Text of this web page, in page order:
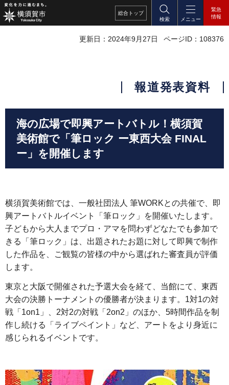
総合 トップ
検索
メニュー
緊急
情報
更新日：2024年9月27日 ページID：108376
報道発表資料
海の広場で即興アートバトル！横須賀
美術館で「筆ロック ー東西大会 FINAL
ー」を開催します
横須賀美術館では、一般社団法人 筆WORKとの共催で、即
興アートバトルイベント「筆ロック」を開催いたします。
子どもから大人までプロ・アマを問わずどなたでも参加で
きる「筆ロック」は、出題されたお題に対して即興で制作
した作品を、ご観覧の皆様の中から選ばれた審査員が評価
します。
東京と大阪で開催された予選大会を経て、当館にて、東西
大会の決勝トーナメントの優勝者が決まります。1対1の対
戦「1on1」、2対2の対戦「2on2」のほか、5時間作品を制
作し続ける「ライブペイント」など、アートをより身近に
感じられるイベントです。